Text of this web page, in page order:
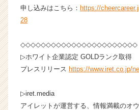
r
r）
申し込みはこちら： https://
28
◇◇◇◇◇◇◇◇◇◇◇◇◇◇◇◇◇◇◇◇◇◇◇
▷ホワイト企業認定 GOLDランク取得
プレスリリース https://www.iret.co.jp/
▷iret.media
アイレットが運営する、情報満載のオ